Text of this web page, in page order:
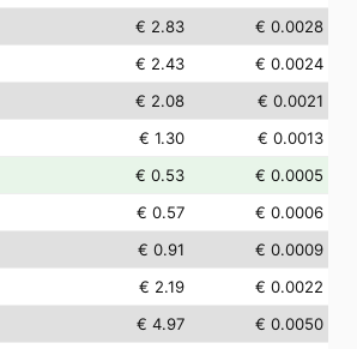
€ 2.83
€ 0.0028
€ 2.43
€ 0.0024
€ 2.08
€ 0.0021
€ 1.30
€ 0.0013
€ 0.53
€ 0.0005
€ 0.57
€ 0.0006
€ 0.91
€ 0.0009
€ 2.19
€ 0.0022
€ 4.97
€ 0.0050